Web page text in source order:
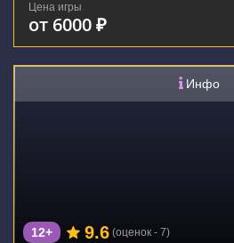
Цена игры
от 6000 ₽
Инфо
12+ 9.6 (оценок - 7)